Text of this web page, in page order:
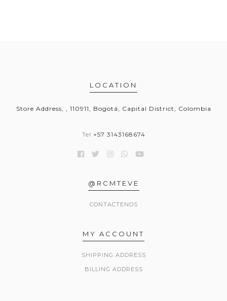
LOCATION
Store Address, , 110911, Bogotá, Capital District, Colombia
Tel +57 3143168674
@RCMTEVE
CONTACTENOS
MY ACCOUNT
SHIPPING ADDRESS
BILLING ADDRESS